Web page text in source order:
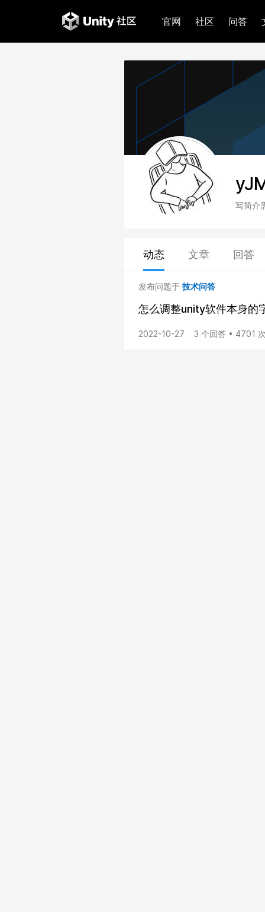
官网 社区 问答
写简介
动态 文章 回答
发布问题于 技术问答
怎么调整unity软件本身的
2022-10-27 3 个回答 • 4701